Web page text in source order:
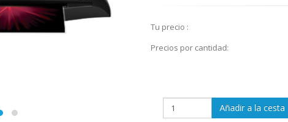
Tu precio :
Precios por cantidad:
Añadir a la cesta